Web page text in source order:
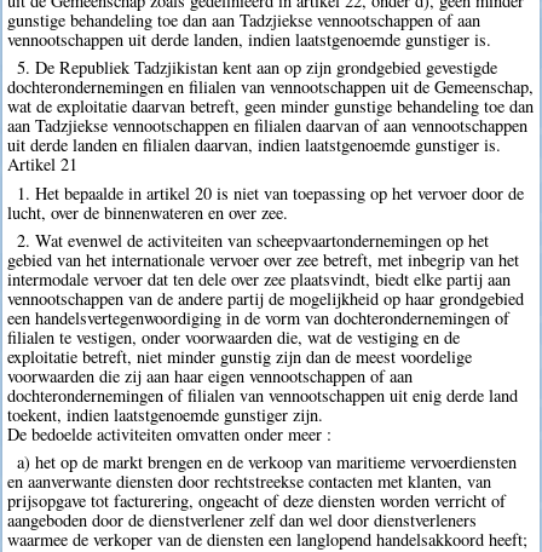
gunstige behandeling toe dan aan Tadzjiekse vennootschappen of aan
vennootschappen uit derde landen, indien laatstgenoemde gunstiger is.
5. De Republiek Tadzjikistan kent aan op zijn grondgebied gevestigde
dochterondernemingen en filialen van vennootschappen uit de Gemeenschap,
wat de exploitatie daarvan betreft, geen minder gunstige behandeling toe dan
aan Tadzjiekse vennootschappen en filialen daarvan of aan vennootschappen
uit derde landen en filialen daarvan, indien laatstgenoemde gunstiger is.
Artikel 21
1. Het bepaalde in artikel 20 is niet van toepassing op het vervoer door de
lucht, over de binnenwateren en over zee.
2. Wat evenwel de activiteiten van scheepvaartondernemingen op het
gebied van het internationale vervoer over zee betreft, met inbegrip van het
intermodale vervoer dat ten dele over zee plaatsvindt, biedt elke partij aan
vennootschappen van de andere partij de mogelijkheid op haar grondgebied
een handelsvertegenwoordiging in de vorm van dochterondernemingen of
filialen te vestigen, onder voorwaarden die, wat de vestiging en de
exploitatie betreft, niet minder gunstig zijn dan de meest voordelige
voorwaarden die zij aan haar eigen vennootschappen of aan
dochterondernemingen of filialen van vennootschappen uit enig derde land
toekent, indien laatstgenoemde gunstiger zijn.
De bedoelde activiteiten omvatten onder meer :
a) het op de markt brengen en de verkoop van maritieme vervoerdiensten
en aanverwante diensten door rechtstreekse contacten met klanten, van
prijsopgave tot facturering, ongeacht of deze diensten worden verricht of
aangeboden door de dienstverlener zelf dan wel door dienstverleners
waarmee de verkoper van de diensten een langlopend handelsakkoord heeft;